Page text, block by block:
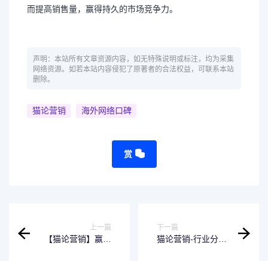
而提高销售量，赢得持久的市场竞争力。
声明：本站所有文章资源内容，如无特殊说明或标注，均为采集
网络资源。如若本站内容侵犯了原著者的合法权益，可联系本站
删除。
猫论营销 海外网络口碑
赏
上一篇
【猫论营销】赢得
下一篇
猫论营销-行业分